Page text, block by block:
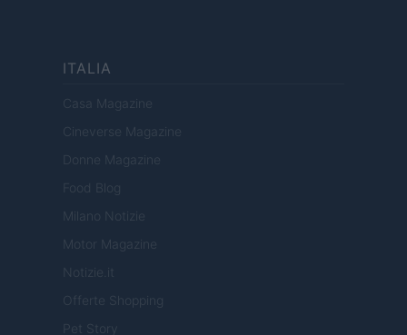
ITALIA
Casa Magazine
Cineverse Magazine
Donne Magazine
Food Blog
Milano Notizie
Motor Magazine
Notizie.it
Offerte Shopping
Pet Story